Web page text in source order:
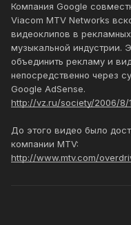
Компания Google
Viacom MTV Networks
видеоклипов в
музыкальной индустрии.
объединить рекламу и
непосредственно через
Google AdSense.
http://vz.ru/society/2006/8/
До этого видео было
компании MTV:
http://www.mtv.com/